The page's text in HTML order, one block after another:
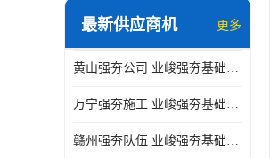
最新供应商机 更多
黄山强夯公司 业峻强夯基础工程
万宁强夯施工 业峻强夯基础工程
赣州强夯队伍 业峻强夯基础工程